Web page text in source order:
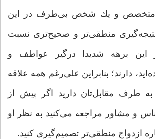
متخصص و یك شخص بی‌طرف در این
نتیجه‌گیری منطقی‌تر و صحیح‌تری نسبت
برهه شدیدا درگیر عواطف و
دارند؛ بنابراین علی‌رغم همه علاقه
طرف مقابل‌تان دارید اگر پیش از
و مشاور مراجعه می‌كنید به نظر او
ازدواج منطقی‌تر تصمیم‌گیری كنید.